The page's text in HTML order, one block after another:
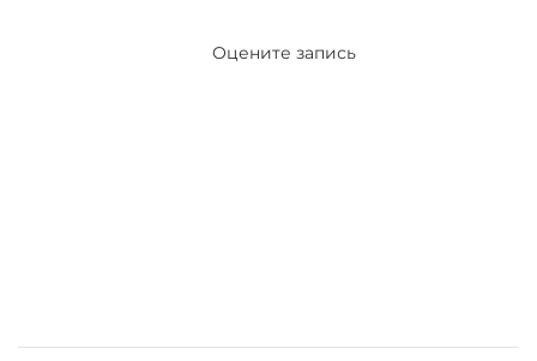
Оцените запись